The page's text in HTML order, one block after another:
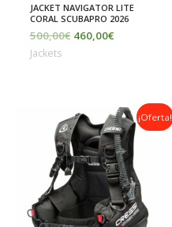
JACKET NAVIGATOR LITE
CORAL SCUBAPRO 2026
500,00€ 460,00€
Jackets
¡Oferta!
Rango
de
precios:
desde
240,00€
hasta
265,00€